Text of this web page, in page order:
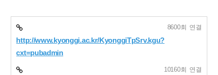
http://www.kyonggi.ac.kr/KyonggiTpSrv.kgu?
cxt=pubadmin
8600회 연결
10160회 연결